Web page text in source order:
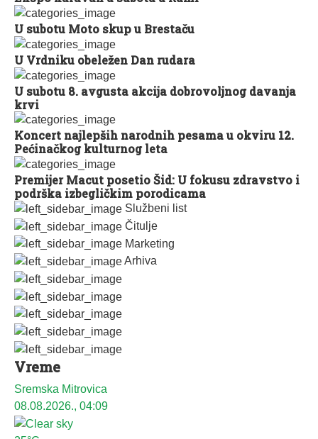
Službeni list
Čitulje
Marketing
Arhiva
Vreme
Sremska Mitrovica
08.08.2026., 04:09
U subotu Moto skup u Brestaču
U Vrdniku obeležen Dan rudara
U subotu 8. avgusta akcija dobrovoljnog davanja
krvi
Koncert najlepših narodnih pesama u okviru 12.
Pećinačkog kulturnog leta
Premijer Macut posetio Šid: U fokusu zdravstvo i
podrška izbegličkim porodicama